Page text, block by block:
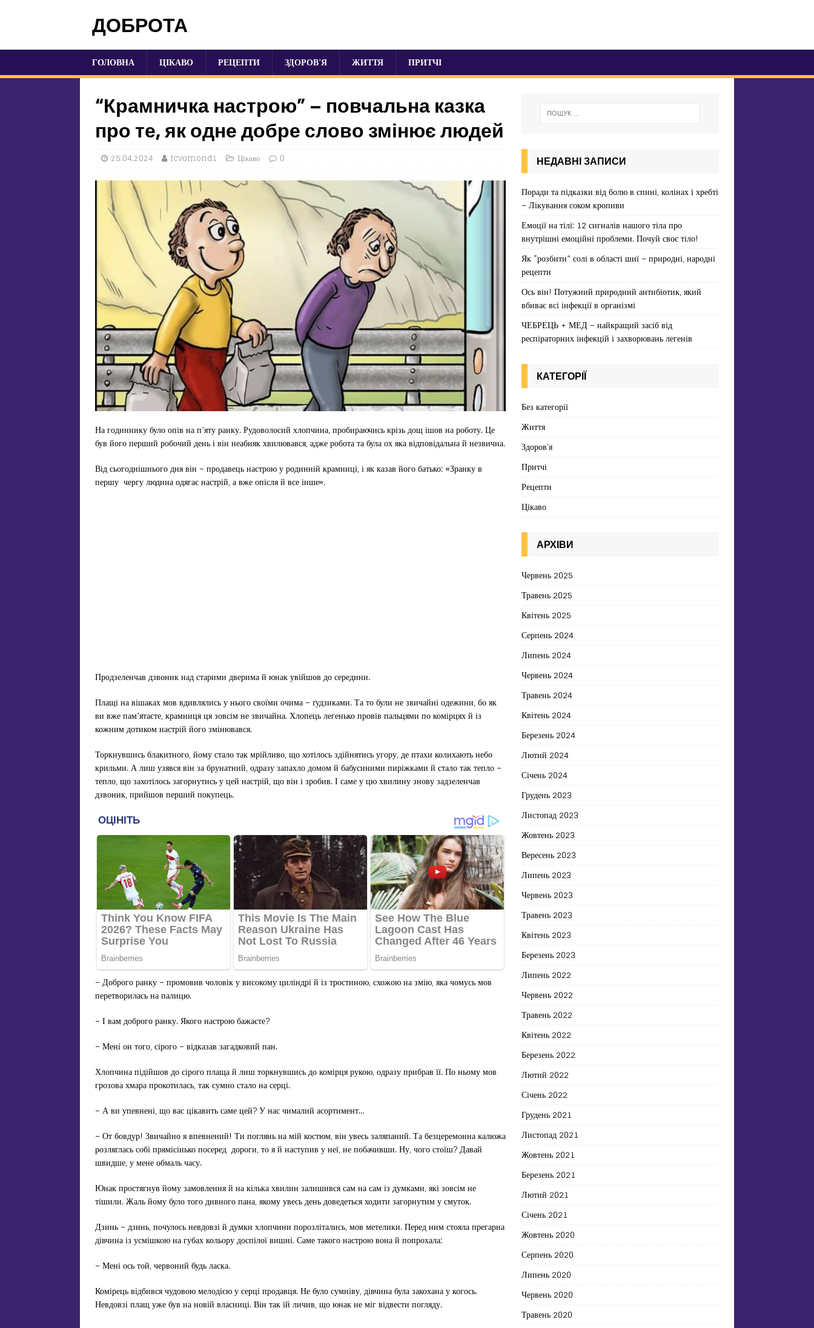
ДОБРОТА
ГОЛОВНА ЦІКАВО РЕЦЕПТИ ЗДОРОВ’Я ЖИТТЯ ПРИТЧІ
“Крамничка настрою” – повчальна казка
про те, як одне добре слово змінює людей
25.04.2024 fcvomond1 Цікаво 0
На годиннику було опів на п’яту ранку. Рудоволосий хлопчина, пробираючись крізь дощ ішов на роботу. Це
був його перший робочий день і він неабияк хвилювався, адже робота та була ох яка відповідальна й незвична.
Від сьогоднішнього дня він – продавець настрою у родинній крамниці, і як казав його батько: «Зранку в
першу чергу людина одягає настрій, а вже опісля й все інше».
Продзеленчав дзвоник над старими дверима й юнак увійшов до середини.
Плащі на вішаках мов вдивлялись у нього своїми очима – ґудзиками. Та то були не звичайні одежини, бо як
ви вже пам’ятаєте, крамниця ця зовсім не звичайна. Хлопець легенько провів пальцями по комірцях й із
кожним дотиком настрій його змінювався.
Торкнувшись блакитного, йому стало так мрійливо, що хотілось здійнятись угору, де птахи колихають небо
крильми. А лиш узявся він за брунатний, одразу запахло домом й бабусиними пиріжками й стало так тепло –
тепло, що захотілось загорнутись у цей настрій, що він і зробив. І саме у цю хвилину знову задзеленчав
дзвоник, прийшов перший покупець.
– Доброго ранку – промовив чоловік у високому циліндрі й із тростиною, схожою на змію, яка чомусь мов
перетворилась на палицю.
– І вам доброго ранку. Якого настрою бажаєте?
– Мені он того, сірого – відказав загадковий пан.
Хлопчина підійшов до сірого плаща й лиш торкнувшись до комірця рукою, одразу прибрав її. По ньому мов
грозова хмара прокотилась, так сумно стало на серці.
– А ви упевнені, що вас цікавить саме цей? У нас чималий асортимент…
– От бовдур! Звичайно я впевнений! Ти поглянь на мій костюм, він увесь заляпаний. Та безцеремонна калюжа
розляглась собі прямісінько посеред дороги, то я й наступив у неї, не побачивши. Ну, чого стоїш? Давай
швидше, у мене обмаль часу.
Юнак простягнув йому замовлення й на кілька хвилин залишився сам на сам із думками, які зовсім не
тішили. Жаль йому було того дивного пана, якому увесь день доведеться ходити загорнутим у смуток.
Дзинь – дзинь, почулось невдовзі й думки хлопчини порозлітались, мов метелики. Перед ним стояла прегарна
дівчина із усмішкою на губах кольору доспілої вишні. Саме такого настрою вона й попрохала:
– Мені ось той, червоний будь ласка.
Комірець відбився чудовою мелодією у серці продавця. Не було сумніву, дівчина була закохана у когось.
Невдовзі плащ уже був на новій власниці. Він так їй личив, що юнак не міг відвести погляду.
НЕДАВНІ ЗАПИСИ
Поради та підказки від болю в спині, колінах і хребті
– Лікування соком кропиви
Емоції на тілі: 12 сигналів нашого тіла про
внутрішні емоційні проблеми. Почуй своє тіло!
Як “розбити” солі в області шиї – природні, народні
рецепти
Ось він! Потужний природний антибіотик, який
вбиває всі інфекції в організмі
ЧЕБРЕЦЬ + МЕД – найкращий засіб від
респіраторних інфекцій і захворювань легенів
КАТЕГОРІЇ
Без категорії
Життя
Здоров'я
Притчі
Рецепти
Цікаво
АРХІВИ
Червень 2025
Травень 2025
Квітень 2025
Серпень 2024
Липень 2024
Червень 2024
Травень 2024
Квітень 2024
Березень 2024
Лютий 2024
Січень 2024
Грудень 2023
Листопад 2023
Жовтень 2023
Вересень 2023
Липень 2023
Червень 2023
Травень 2023
Квітень 2023
Березень 2023
Липень 2022
Червень 2022
Травень 2022
Квітень 2022
Березень 2022
Лютий 2022
Січень 2022
Грудень 2021
Листопад 2021
Жовтень 2021
Березень 2021
Лютий 2021
Січень 2021
Жовтень 2020
Серпень 2020
Липень 2020
Червень 2020
Травень 2020